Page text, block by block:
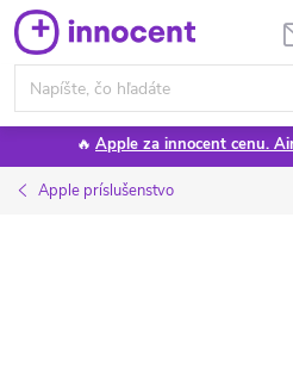
Prejsť
na
obsah
🔥 Apple za innocent cenu.
Apple príslušenstvo